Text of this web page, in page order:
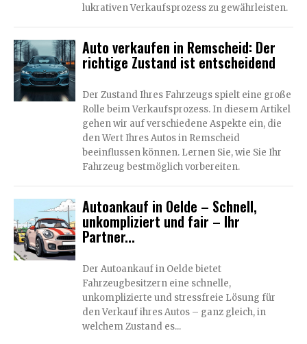
lukrativen Verkaufsprozess zu gewährleisten.
Auto verkaufen in Remscheid: Der
richtige Zustand ist entscheidend
Der Zustand Ihres Fahrzeugs spielt eine große
Rolle beim Verkaufsprozess. In diesem Artikel
gehen wir auf verschiedene Aspekte ein, die
den Wert Ihres Autos in Remscheid
beeinflussen können. Lernen Sie, wie Sie Ihr
Fahrzeug bestmöglich vorbereiten.
Autoankauf in Oelde – Schnell,
unkompliziert und fair – Ihr
Partner...
Der Autoankauf in Oelde bietet
Fahrzeugbesitzern eine schnelle,
unkomplizierte und stressfreie Lösung für
den Verkauf ihres Autos – ganz gleich, in
welchem Zustand es...